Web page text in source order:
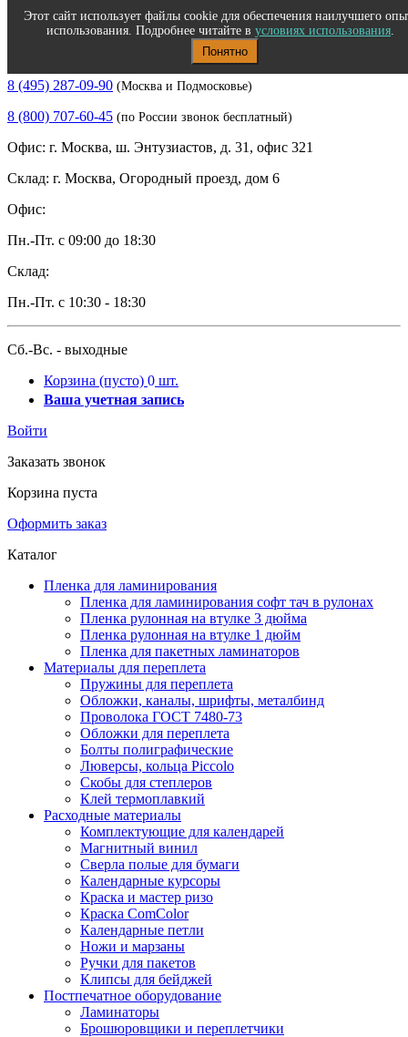
Полиграфическое и офисное оборудование
8 (495) 287-09-90 (Москва и Подмосковье)
8 (800) 707-60-45 (по России звонок бесплатный)
Офис: г. Москва, ш. Энтузиастов, д. 31, офис 321
Склад: г. Москва, Огородный проезд, дом 6
Офис:
Пн.-Пт. с 09:00 до 18:30
Склад:
Пн.-Пт. с 10:30 - 18:30
Сб.-Вс. - выходные
Корзина (пусто) 0 шт.
Ваша учетная запись
Войти
Заказать звонок
Корзина пуста
Оформить заказ
Каталог
Пленка для ламинирования
Пленка для ламинирования софт тач в рулонах
Пленка рулонная на втулке 3 дюйма
Пленка рулонная на втулке 1 дюйм
Пленка для пакетных ламинаторов
Материалы для переплета
Пружины для переплета
Обложки, каналы, шрифты, металбинд
Проволока ГОСТ 7480-73
Обложки для переплета
Болты полиграфические
Люверсы, кольца Piccolo
Скобы для степлеров
Клей термоплавкий
Расходные материалы
Комплектующие для календарей
Магнитный винил
Сверла полые для бумаги
Календарные курсоры
Краска и мастер ризо
Краска ComColor
Календарные петли
Ножи и марзаны
Ручки для пакетов
Клипсы для бейджей
Постпечатное оборудование
Ламинаторы
Брошюровщики и переплетчики
Этот сайт использует файлы cookie для обеспечения наилучшего
использования. Подробнее читайте в условиях использования.
Понятно